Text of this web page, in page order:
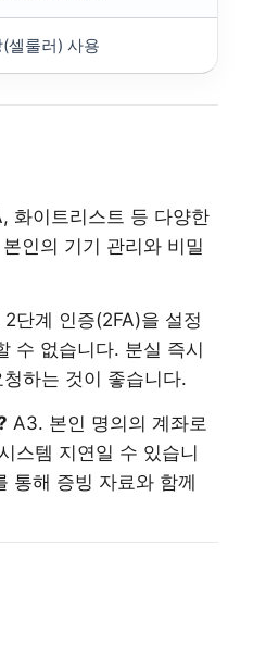
셀룰러) 사용
화이트리스트 등 다양한
인의 기기 관리와 비밀
단계 인증(2FA)을 설정
수 없습니다. 분실 즉시
하는 것이 좋습니다.
A3. 본인 명의의 계좌로
스템 지연일 수 있습니
통해 증빙 자료와 함께